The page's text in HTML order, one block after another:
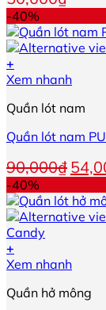
-40%
+
Sản
này
nhiều
biến
thể.
Các
tùy
chọn
có
thể
được
chọn
trên
Xem nhanh
Quần lót nam
Quần lót nam
90,000₫ Giá
gốc
là:
-40%
+
Sản
này
Xem nhanh
Quần hở mông